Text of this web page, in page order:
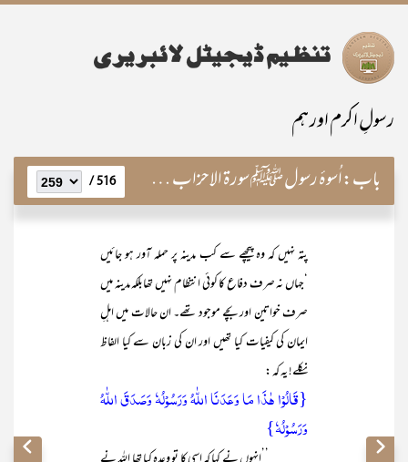
رسولِ اکرم اور ہم
باب:اُسوۂ رسول ﷺ سورۃ الاحزاب کے تیسرے رکوع کی روشنی میں 516 /
پتہ نہیں کہ وہ پیچھے سے کب مدینہ پر حملہ آور ہو جائیں
‘جہاں نہ صرف دفاع کا کوئی انتظام نہیں تھابلکہ مدینہ میں
صرف خواتین اور بچے موجود تھے۔ ان حالات میں اہلِ
ایمان کی کیفیات کیا تھیں اور ان کی زبان سے کیا الفاظ
نکلے! یہ کہ :
{قَالُوْا ھٰذَا مَا وَعَدَنَا اللّٰہُ وَرَسُوْلُہٗ وَصَدَقَ اللّٰہُ
وَرَسُوْلُہٗ}